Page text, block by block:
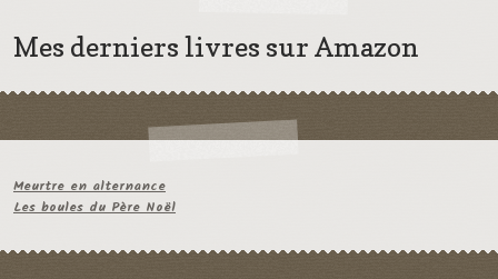
Mes derniers livres sur Amazon
Meurtre en alternance
Les boules du Père Noël